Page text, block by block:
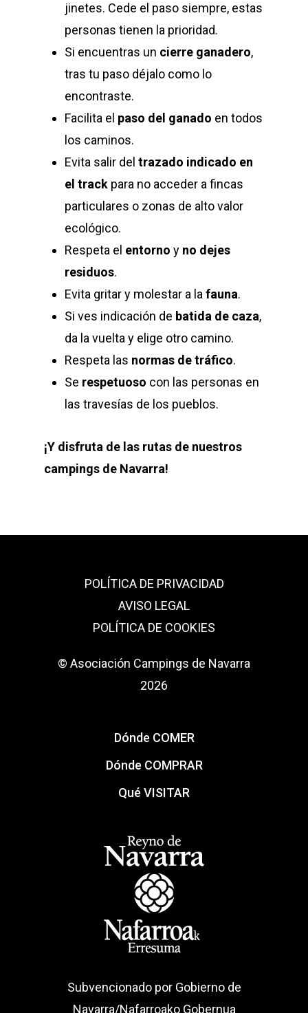
jinetes. Cede el paso siempre, estas
personas tienen la prioridad.
Si encuentras un cierre ganadero,
tras tu paso déjalo como lo
encontraste.
Facilita el paso del ganado en todos
los caminos.
Evita salir del trazado indicado en
el track para no acceder a fincas
particulares o zonas de alto valor
ecológico.
Respeta el entorno y no dejes
residuos.
Evita gritar y molestar a lafauna.
Si ves indicación de batida de caza,
da la vuelta y elige otro camino.
Respeta las normas de tráfico.
Se respetuoso con las personas en
las travesías de los pueblos.
¡Y disfruta de las rutas de nuestros
campings de Navarra!
POLÍTICA DE PRIVACIDAD
AVISO LEGAL
POLÍTICA DE COOKIES
© Asociación Campings de Navarra
2026
Dónde COMER
Dónde COMPRAR
Qué VISITAR
Subvencionado por Gobierno de
Navarra/Nafarroako Gobernua